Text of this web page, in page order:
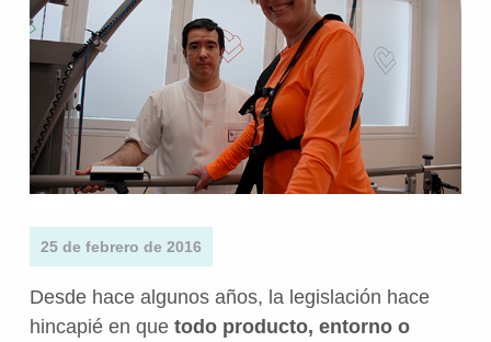
25 de febrero de 2016
Desde hace algunos años, la legislación hace
hincapié en que todo producto, entorno o